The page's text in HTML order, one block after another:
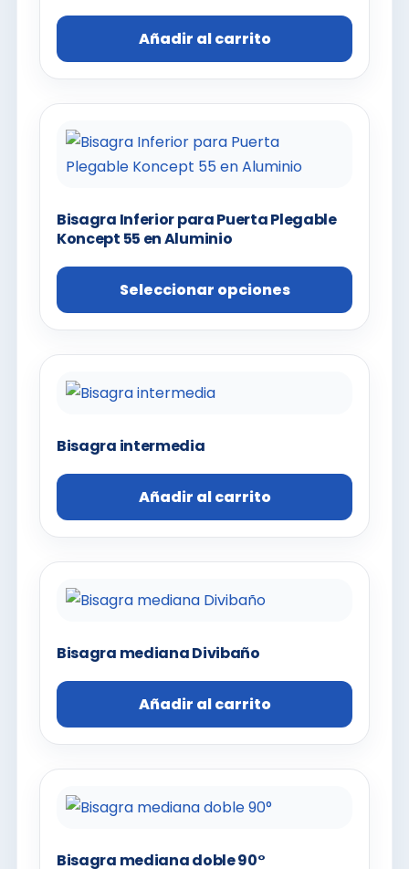
Añadir al carrito
Bisagra Inferior para Puerta Plegable
Koncept 55 en Aluminio
Seleccionar opciones
Bisagra intermedia
Añadir al carrito
Bisagra mediana Divibaño
Añadir al carrito
Bisagra mediana doble 90°